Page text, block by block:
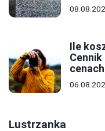
Ile
cenach
Lustrzanka